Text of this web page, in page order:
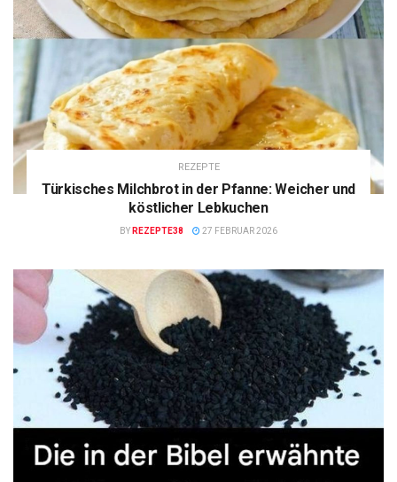
REZEPTE
Türkisches Milchbrot in der Pfanne: Weicher und
köstlicher Lebkuchen
BY REZEPTE38 27 FEBRUAR 2026